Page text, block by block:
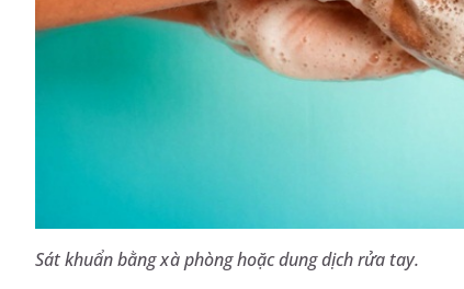
Sát khuẩn bằng xà phòng hoặc dung dịch rửa tay.